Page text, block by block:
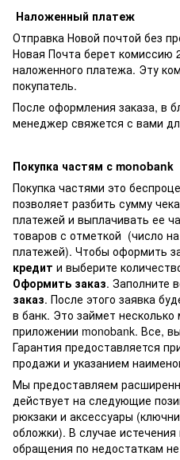
Наложенный платеж
Отправка Новой почтой без
Новая Почта берет комиссию
наложенного платежа. Эту
покупатель.
После оформления заказа, в
менеджер свяжется с вами
Покупка частям с monobank
Покупка частями это
позволяет разбить сумму
платежей и выплачивать ее
товаров с отметкой (число
платежей). Чтобы оформить
кредит и выберите
Оформить заказ. Заполните
заказ. После этого заявка
в банк. Это займет
приложении monobank. Все,
Гарантия предоставляется
продажи и указанием
Мы предоставляем
действует на следующие
рюкзаки и аксессуары
обложки). В случае истечения
обращения по недостаткам